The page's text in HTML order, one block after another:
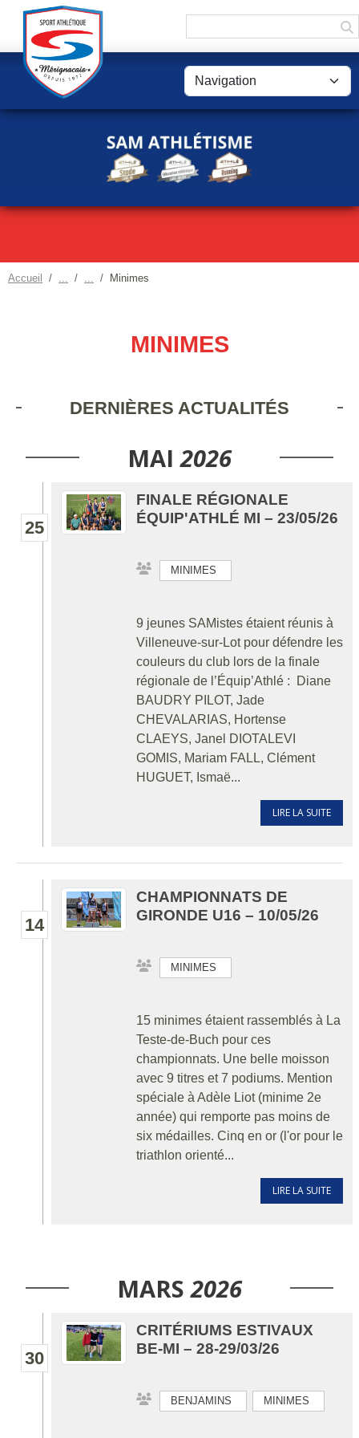
Accueil Minimes
MINIMES
DERNIÈRES ACTUALITÉS
MAI 2026
25
FINALE RÉGIONALE
ÉQUIP'ATHLÉ MI – 23/05/26
MINIMES
9 jeunes SAMistes étaient réunis à
Villeneuve-sur-Lot pour défendre les
couleurs du club lors de la finale
régionale de l’Équip’Athlé : Diane
BAUDRY PILOT, Jade
CHEVALARIAS, Hortense
CLAEYS, Janel DIOTALEVI
GOMIS, Mariam FALL, Clément
HUGUET, Ismaë...
LIRE LA SUITE
14
CHAMPIONNATS DE
GIRONDE U16 – 10/05/26
MINIMES
15 minimes étaient rassemblés à La
Teste-de-Buch pour ces
championnats. Une belle moisson
avec 9 titres et 7 podiums. Mention
spéciale à Adèle Liot (minime 2e
année) qui remporte pas moins de
six médailles. Cinq en or (l'or pour le
triathlon orienté...
LIRE LA SUITE
MARS 2026
30
CRITÉRIUMS ESTIVAUX
BE-MI – 28-29/03/26
BENJAMINS MINIMES
Panneau de gestion des cookies